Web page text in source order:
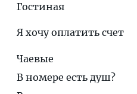
Гостиная
Я хочу оплатить счет
Чаевые
В номере есть душ?